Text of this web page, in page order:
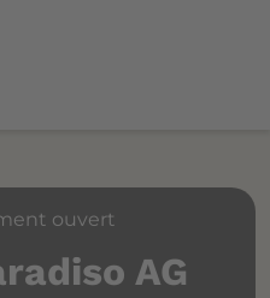
ouvert
AG